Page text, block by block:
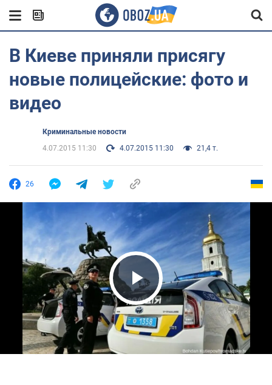
В Киеве приняли присягу
новые полицейские: фото и
видео
Криминальные новости
4.07.2015 11:30
4.07.2015 11:30 21,4 т.
26
Play Video